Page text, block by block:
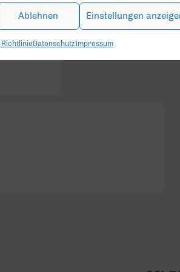
Ablehnen Einstellungen
DatenschutzImpressum